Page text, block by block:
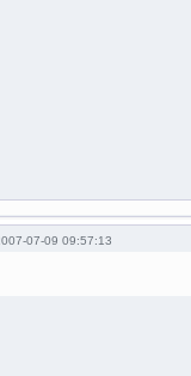
07-09 09:57:13